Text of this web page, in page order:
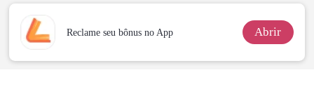
Reclame seu bônus no App Abrir